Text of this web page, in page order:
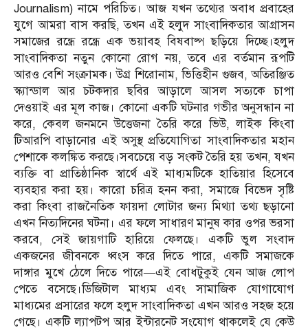
Journalism) নামে পরিচিত। আজ যখন তথ্যের অবাধ প্রবাহের
যুগে আমরা বাস করছি, তখন এই হলুদ সাংবাদিকতার আগ্রাসন
সমাজের রন্ধ্রে রন্ধ্রে এক ভয়াবহ বিষবাষ্প ছড়িয়ে দিচ্ছে।হলুদ
সাংবাদিকতা নতুন কোনো রোগ নয়, তবে এর বর্তমান রূপটি
আরও বেশি সংক্রামক। উগ্র শিরোনাম, ভিত্তিহীন গুজব, অতিরঞ্জিত
স্ক্যান্ডাল আর চটকদার ছবির আড়ালে আসল সত্যকে চাপা
দেওয়াই এর মূল কাজ। কোনো একটি ঘটনার গভীর অনুসন্ধান না
করে, কেবল জনমনে উত্তেজনা তৈরি করে ভিউ, লাইক কিংবা
টিআরপি বাড়ানোর এই অসুস্থ প্রতিযোগিতা সাংবাদিকতার মহান
পেশাকে কলঙ্কিত করছে।সবচেয়ে বড় সংকট তৈরি হয় তখন, যখন
ব্যক্তি বা প্রাতিষ্ঠানিক স্বার্থে এই মাধ্যমটিকে হাতিয়ার হিসেবে
ব্যবহার করা হয়। কারো চরিত্র হনন করা, সমাজে বিভেদ সৃষ্টি
করা কিংবা রাজনৈতিক ফায়দা লোটার জন্য মিথ্যা তথ্য ছড়ানো
এখন নিত্যদিনের ঘটনা। এর ফলে সাধারণ মানুষ কার ওপর ভরসা
করবে, সেই জায়গাটি হারিয়ে ফেলছে। একটি ভুল সংবাদ
একজনের জীবনকে ধ্বংস করে দিতে পারে, একটি সমাজকে
দাঙ্গার মুখে ঠেলে দিতে পারে—এই বোধটুকুই যেন আজ লোপ
পেতে বসেছে।ডিজিটাল মাধ্যম এবং সামাজিক যোগাযোগ
মাধ্যমের প্রসারের ফলে হলুদ সাংবাদিকতা এখন আরও সহজ হয়ে
গেছে। একটি ল্যাপটপ আর ইন্টারনেট সংযোগ থাকলেই যে কেউ